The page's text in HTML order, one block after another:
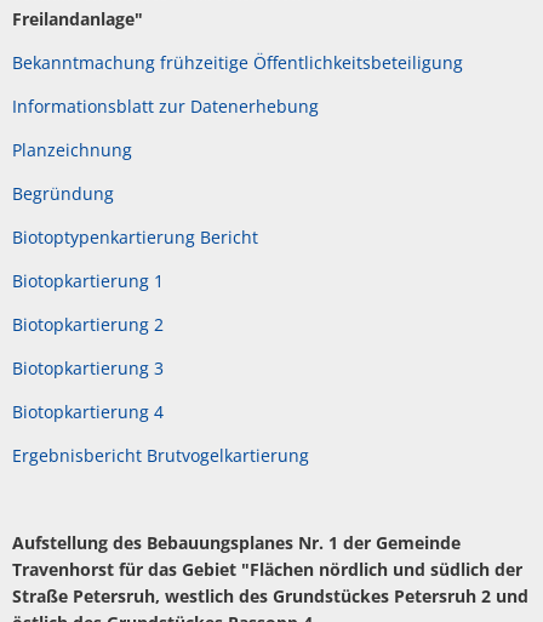
Freilandanlage"
Bekanntmachung frühzeitige Öffentlichkeitsbeteiligung
Informationsblatt zur Datenerhebung
Planzeichnung
Begründung
Biotoptypenkartierung Bericht
Biotopkartierung 1
Biotopkartierung 2
Biotopkartierung 3
Biotopkartierung 4
Ergebnisbericht Brutvogelkartierung
Aufstellung des Bebauungsplanes Nr. 1 der Gemeinde
Travenhorst für das Gebiet "Flächen nördlich und südlich der
Straße Petersruh, westlich des Grundstückes Petersruh 2 und